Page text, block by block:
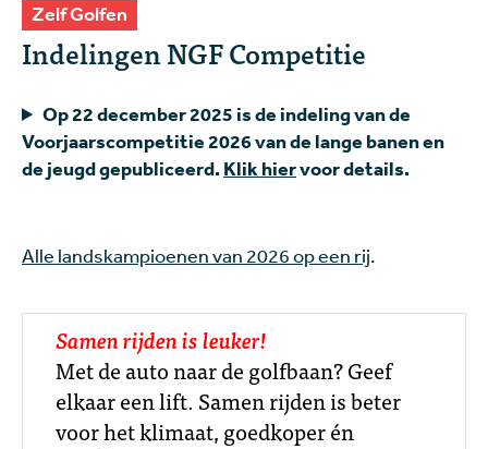
Zelf Golfen
Indelingen NGF Competitie
Op 22 december 2025 is de indeling van de
Voorjaarscompetitie 2026 van de lange banen en
de jeugd gepubliceerd. Klik hiervoor details.
Alle landskampioenen van 2026 op een rij.
Samen rijden is leuker!
Met de auto naar de golfbaan? Geef
elkaar een lift. Samen rijden is beter
voor het klimaat, goedkoper én